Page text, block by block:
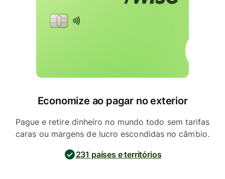
Economize ao pagar no exterior
Pague e retire dinheiro no mundo todo sem tarifas
caras ou margens de lucro escondidas no câmbio.
231 países e territórios